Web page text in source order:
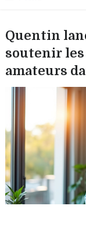
Quentin
soutenir
amateurs